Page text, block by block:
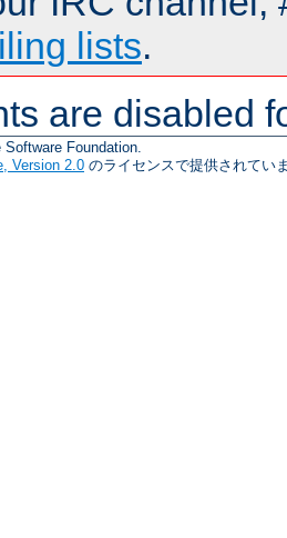
lists.
are disabled
Foundation.
Version 2.0 のライセンスで提供されてい